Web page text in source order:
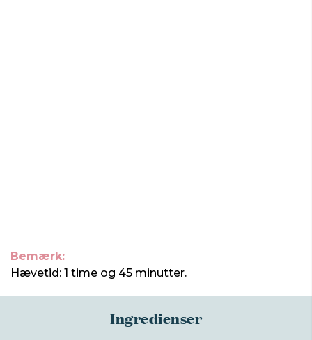
Bemærk:
Hævetid: 1 time og 45 minutter.
Ingredienser